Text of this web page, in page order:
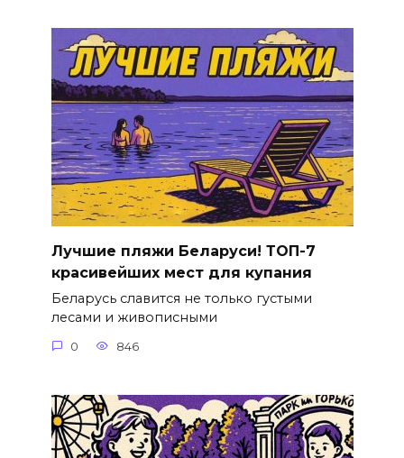
Лучшие пляжи Беларуси! ТОП-7
красивейших мест для купания
Беларусь славится не только густыми
лесами и живописными
0 846